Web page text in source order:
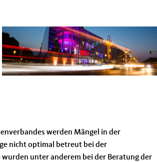
werden Mängel in der
nicht optimal betreut bei der
unter anderem bei der Beratung der